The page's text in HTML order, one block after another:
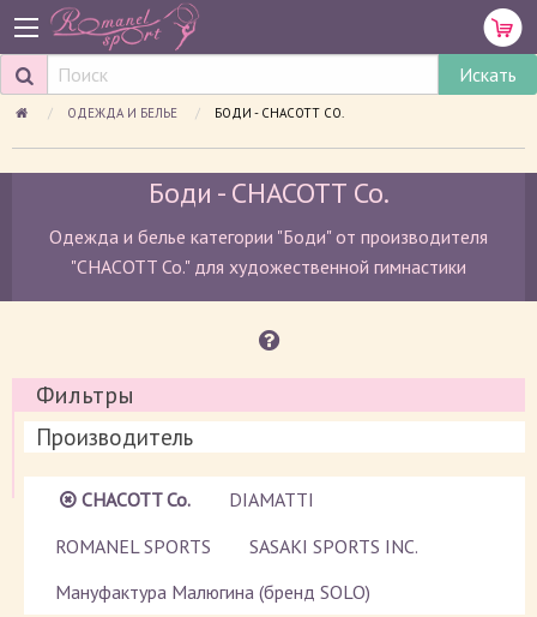
ОДЕЖДА И БЕЛЬЕ ПРОСМАТРИВАЕМАЯ СТРАНИЦА:
БОДИ - CHACOTT CO.
Боди - CHACOTT Co.
Одежда и белье категории "Боди" от производителя
"CHACOTT Co." для художественной гимнастики
Фильтры
Производитель
CHACOTT Co.
DIAMATTI
ROMANEL SPORTS
SASAKI SPORTS INC.
Мануфактура Малюгина (бренд SOLO)